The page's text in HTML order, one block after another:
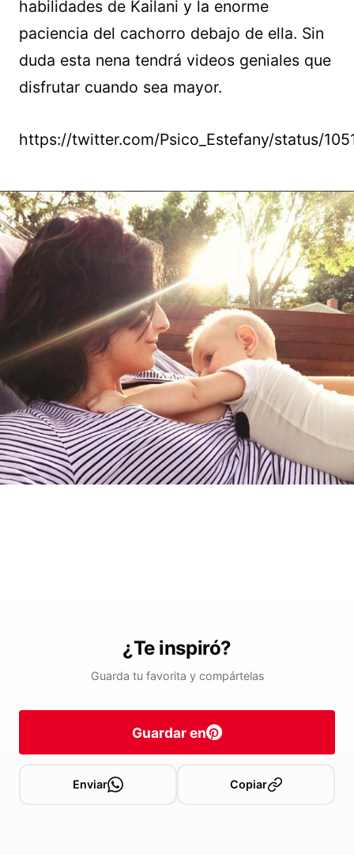
habilidades de Kailani y la enorme
paciencia del cachorro debajo de ella. Sin
duda esta nena tendrá videos geniales que
disfrutar cuando sea mayor.
https://twitter.com/Psico_Estefany/status/
¿Te inspiró?
Guarda tu favorita y compártelas
Guardar en
Enviar Copiar